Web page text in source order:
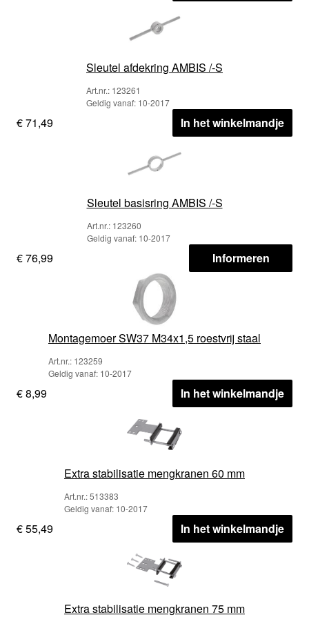
Sleutel afdekring AMBIS /-S
Art.nr.: 123261
Geldig vanaf: 10-2017
€ 71,49 In het winkelmandje
Sleutel basisring AMBIS /-S
Art.nr.: 123260
Geldig vanaf: 10-2017
€ 76,99 Informeren
Montagemoer SW37 M34x1,5 roestvrij staal
Art.nr.: 123259
Geldig vanaf: 10-2017
€ 8,99 In het winkelmandje
Extra stabilisatie mengkranen 60 mm
Art.nr.: 513383
Geldig vanaf: 10-2017
€ 55,49 In het winkelmandje
Extra stabilisatie mengkranen 75 mm